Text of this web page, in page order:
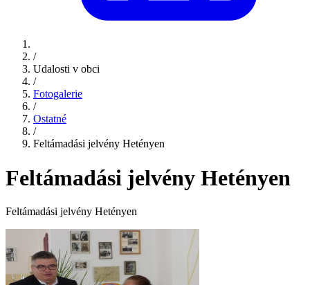
/
Udalosti v obci
/
Fotogalerie
/
Ostatné
/
Feltámadási jelvény Hetényen
Feltámadási jelvény Hetényen
Feltámadási jelvény Hetényen